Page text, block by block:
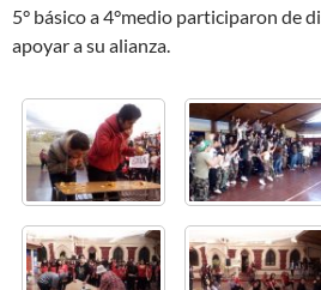
5° básico a 4°medio participaron de
apoyar a su alianza.